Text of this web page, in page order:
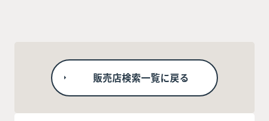
販売店検索一覧に戻る